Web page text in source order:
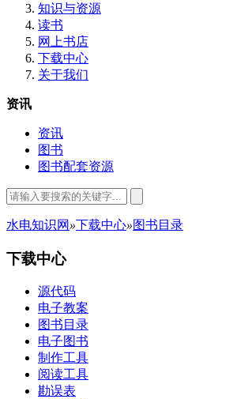
知识与资源
读书
网上书店
下载中心
关于我们
资讯
资讯
图书
图书配套资源
水电知识网 »下载中心»图书目录
下载中心
源代码
电子教案
图书目录
电子图书
制作工具
阅读工具
勘误表